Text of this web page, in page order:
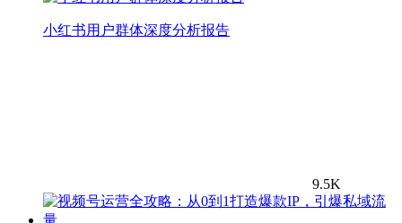
小红书用户群体深度分析报告
9.5K